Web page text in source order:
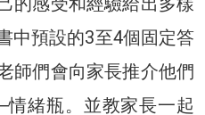
中預設的3至4個固定答
師們會向家長推介他們
緒瓶。並教家長一起